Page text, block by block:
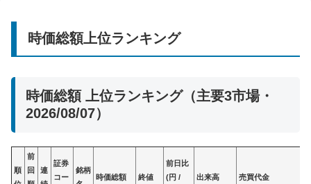
時価総額上位ランキング
時価総額 上位ランキング（主要3市場・
2026/08/07）
順
前
回
連
証券
コー
銘柄
時価総額 終値
前日比
(円 /
出来高 売買代金